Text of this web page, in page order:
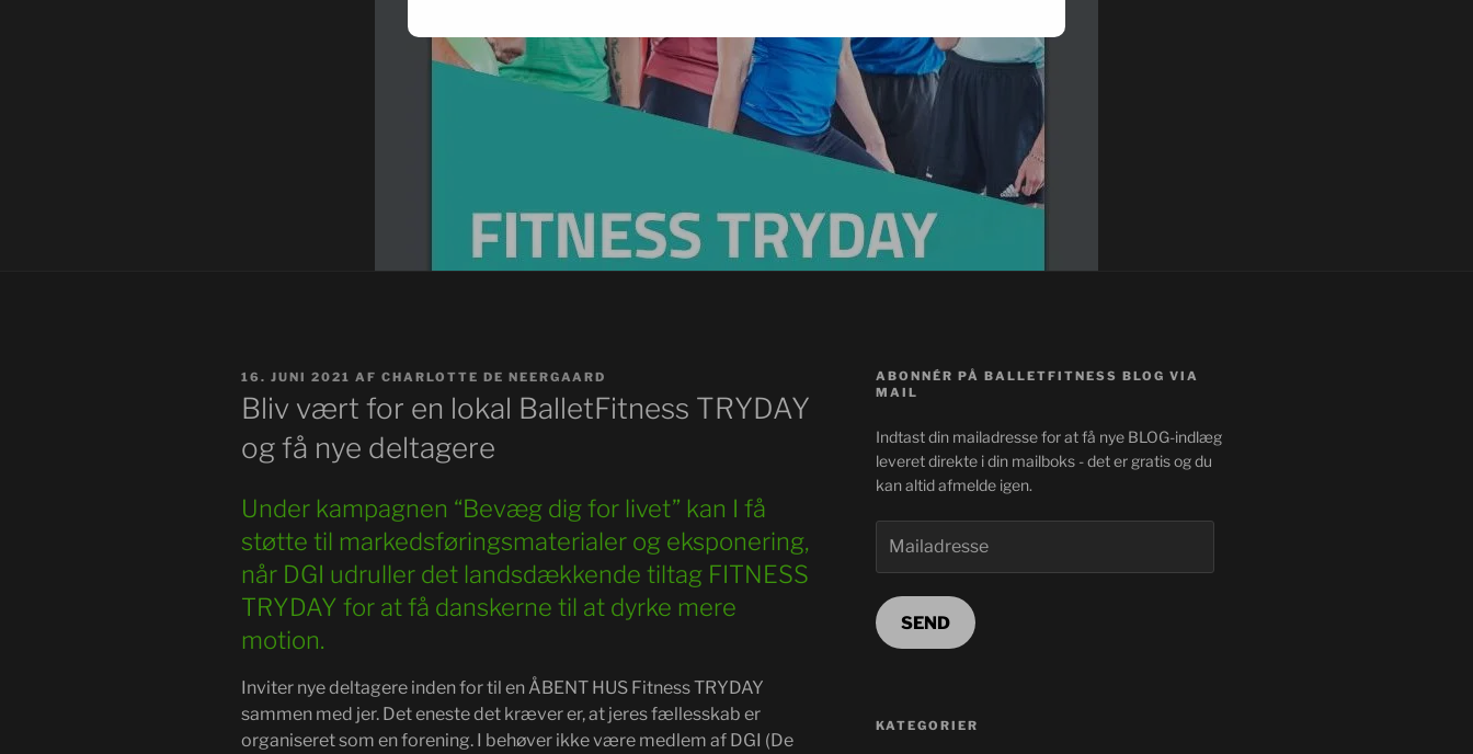
UDGIVET
DEN
16. JUNI 2021 AF CHARLOTTE DE NEERGAARD
Bliv vært for en lokal BalletFitness TRYDAY
og få nye deltagere
Under kampagnen “Bevæg dig for livet” kan I få
støtte til markedsføringsmaterialer og eksponering,
når DGI udruller det landsdækkende tiltag FITNESS
TRYDAY for at få danskerne til at dyrke mere
motion.
Inviter nye deltagere inden for til en ÅBENT HUS Fitness TRYDAY
sammen med jer. Det eneste det kræver er, at jeres fællesskab er
organiseret som en forening. I behøver ikke være medlem af DGI (De
ABONNÉR PÅ BALLETFITNESS BLOG VIA
MAIL
Indtast din mailadresse for at få nye BLOG-indlæg
leveret direkte i din mailboks - det er gratis og du
kan altid afmelde igen.
SEND
KATEGORIER